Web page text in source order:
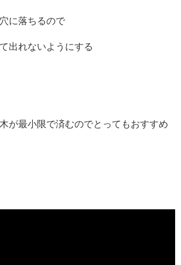
に落ちるので
出れないようにする
が最小限で済むのでとってもおすすめ